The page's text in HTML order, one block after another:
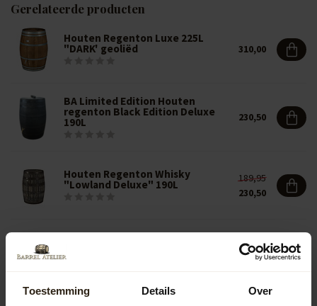
Toestemming Details Over
Gerelateerde producten
Houten Regenton Luxe 225L
"DARK' geoliëd 310,00
BA Limited Edition Houten
regenton Black Edition Deluxe
190L 230,50
Houten Regenton Whisky
"Lowland Deluxe" 190L
189,95
230,50
"Lowland Deluxe" los deksel 190L 245,00